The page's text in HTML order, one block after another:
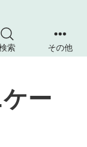
索 その他
ー